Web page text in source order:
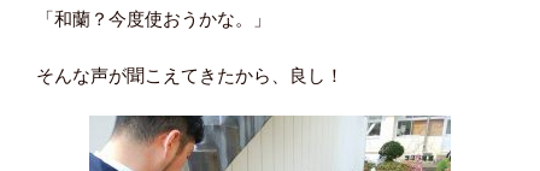
「和蘭？今度使おうかな。」
そんな声が聞こえてきたから、良し！